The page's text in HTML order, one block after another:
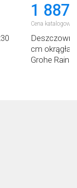
1 887
Cena katalogowa:
cm okrągła
Grohe